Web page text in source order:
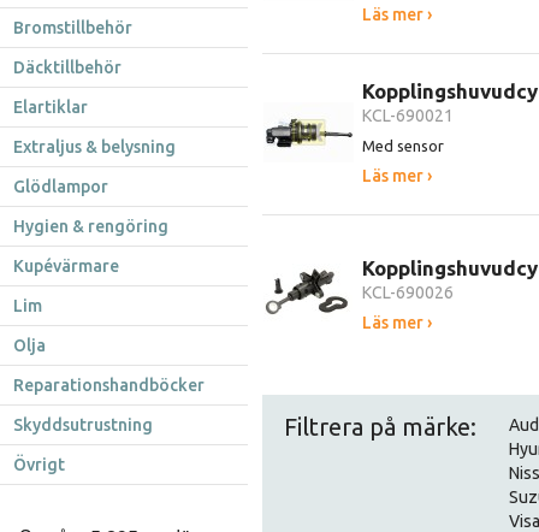
Bromstillbehör
Däcktillbehör
Elartiklar
Extraljus & belysning
Glödlampor
Hygien & rengöring
Kupévärmare
Lim
Olja
Reparationshandböcker
Skyddsutrustning
Övrigt
Läs mer ›
KCL-690021
Med sensor
Läs mer ›
KCL-690026
Läs mer ›
Filtrera på märke: